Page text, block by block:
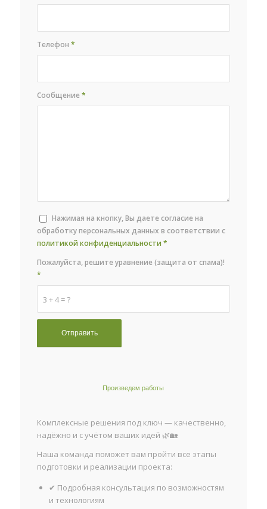
Телефон*
Сообщение*
Нажимая на кнопку, Вы даете согласие на
обработку персональных данных в соответствии с
политикой конфиденциальности *
3 + 4 = ?
Пожалуйста, решите уравнение (защита от спама)!
*
Произведем работы
Комплексные решения под ключ — качественно,
надёжно и с учётом ваших идей 🌿🏡
Наша команда поможет вам пройти все этапы
подготовки и реализации проекта:
✔ Подробная консультация по возможностям
и технологиям